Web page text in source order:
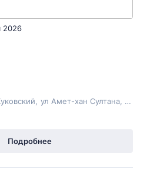
2026
ул Амет-хан Султана
Подробнее